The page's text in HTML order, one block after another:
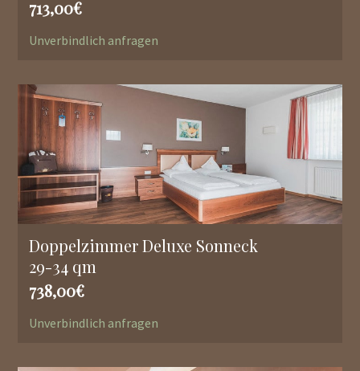
713,00€
Unverbindlich anfragen
Doppelzimmer Deluxe Sonneck
29-34 qm
738,00€
Unverbindlich anfragen